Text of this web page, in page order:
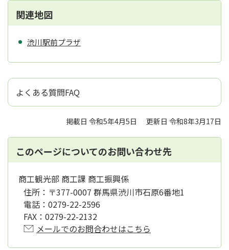
関連地図
渋川駅前プラザ
よくある質問FAQ
掲載日 令和5年4月5日 更新日 令和8年3月17日
このページについてのお問い合わせ先
商工観光部 商工課 商工振興係
住所： 〒377-0007 群馬県渋川市石原6番地1
電話： 0279-22-2596
FAX： 0279-22-2132
メールでのお問合わせはこちら